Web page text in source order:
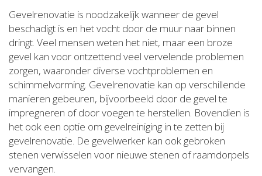
Gevelrenovatie is noodzakelijk wanneer de gevel
beschadigt is en het vocht door de muur naar binnen
dringt. Veel mensen weten het niet, maar een broze
gevel kan voor ontzettend veel vervelende problemen
zorgen, waaronder diverse vochtproblemen en
schimmelvorming. Gevelrenovatie kan op verschillende
manieren gebeuren, bijvoorbeeld door de gevel te
impregneren of door voegen te herstellen. Bovendien is
het ook een optie om gevelreiniging in te zetten bij
gevelrenovatie. De gevelwerker kan ook gebroken
stenen verwisselen voor nieuwe stenen of raamdorpels
vervangen.